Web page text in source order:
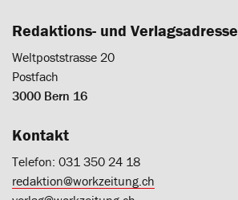
Redaktions- und Verlagsadresse
Weltpoststrasse 20
Postfach
3000 Bern 16
Kontakt
Telefon: 031 350 24 18
redaktion@workzeitung.ch